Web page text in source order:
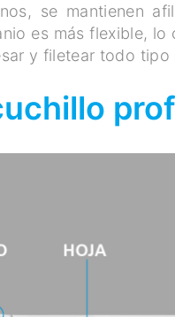
se mantienen
es más flexible,
y filetear todo tipo